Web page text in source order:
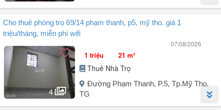
Người đăng: Hương
(1 tin đăng)
Nhanh tay! Cơ hội cho thuê khách sạn tại Đường Ấp Bắc, Phường
Đạo Thạnh, Đồng Tháp, trước đây Thành phố Mỹ Tho, Tiền Giang
với diện tích rộng 2000 m². Khách sạn được trang bị đầy đủ nội thất
và có giá thuê 170 triệu VND.
- Diện tích sử dụng: 2.000 m².
- Mặt tiền đường Ấp Bắc, Phường 5, Thành phố Mỹ Tho, Tiền Giang.
- Nhà mặt tiền đường Ấp Bắc, Phường 5, khu vực tập trung nhiều
Cho thuê phòng trọ 69/14 phạm thanh, p5, mỹ tho. giá 1
triệu/tháng, miễn phí wifi
07/08/2026
4
1 triệu 21 m²
Thuê Nhà Trọ
Đường Phạm Thanh, P.5, Tp.Mỹ Tho,
TG